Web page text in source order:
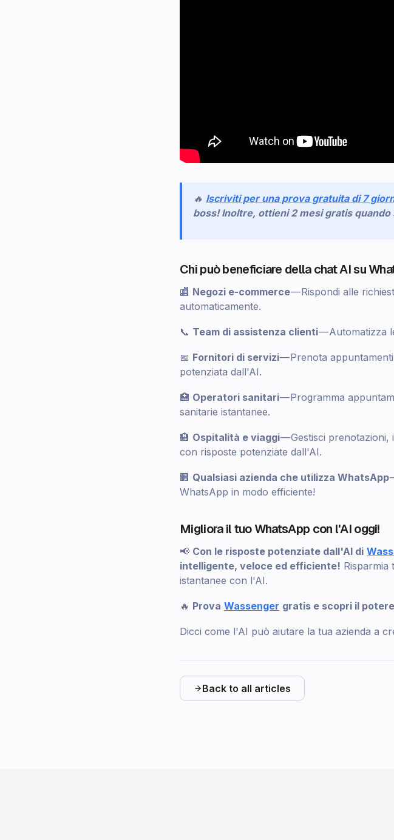
🔥 Iscriviti per una prova gratuita di 7
boss! Inoltre, ottieni 2 mesi gratis quando
Chi può beneficiare della chat AI su
🏬 Negozi e-commerce— Rispondi alle
automaticamente.
📞 Team di assistenza clienti— Automatizza
📅 Fornitori di servizi— Prenota
potenziata dall'AI.
🏥 Operatori sanitari— Programma
sanitarie istantanee.
🏨 Ospitalità e viaggi— Gestisci prenotazioni,
con risposte potenziate dall'AI.
🏢 Qualsiasi azienda che utilizza WhatsApp
WhatsApp in modo efficiente!
Migliora il tuo WhatsApp con l'AI oggi!
📢 Con le risposte potenziate dall'AI di
intelligente, veloce ed efficiente! Risparmia
istantanee con l'AI.
🔥 Prova Wassenger gratis e scopri il
Dicci come l'AI può aiutare la tua azienda a
Back to all articles